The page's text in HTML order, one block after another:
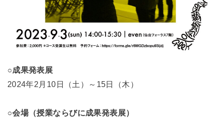
○成果発表展
2024年2月10日（土）～15日（木）
○会場（授業ならびに成果発表展）